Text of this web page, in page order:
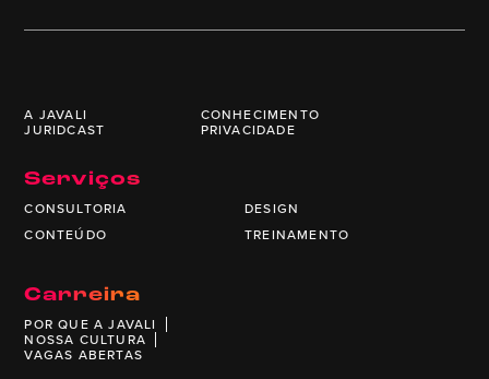
A JAVALI
CONHECIMENTO
JURIDCAST
PRIVACIDADE
Serviços
CONSULTORIA
DESIGN
CONTEÚDO
TREINAMENTO
Carreira
POR QUE A JAVALI
NOSSA CULTURA
VAGAS ABERTAS